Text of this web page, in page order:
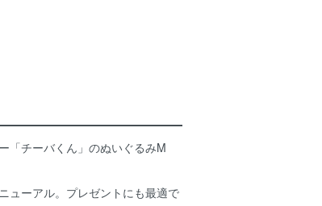
「チーバくん」のぬいぐるみM
ューアル。プレゼントにも最適で